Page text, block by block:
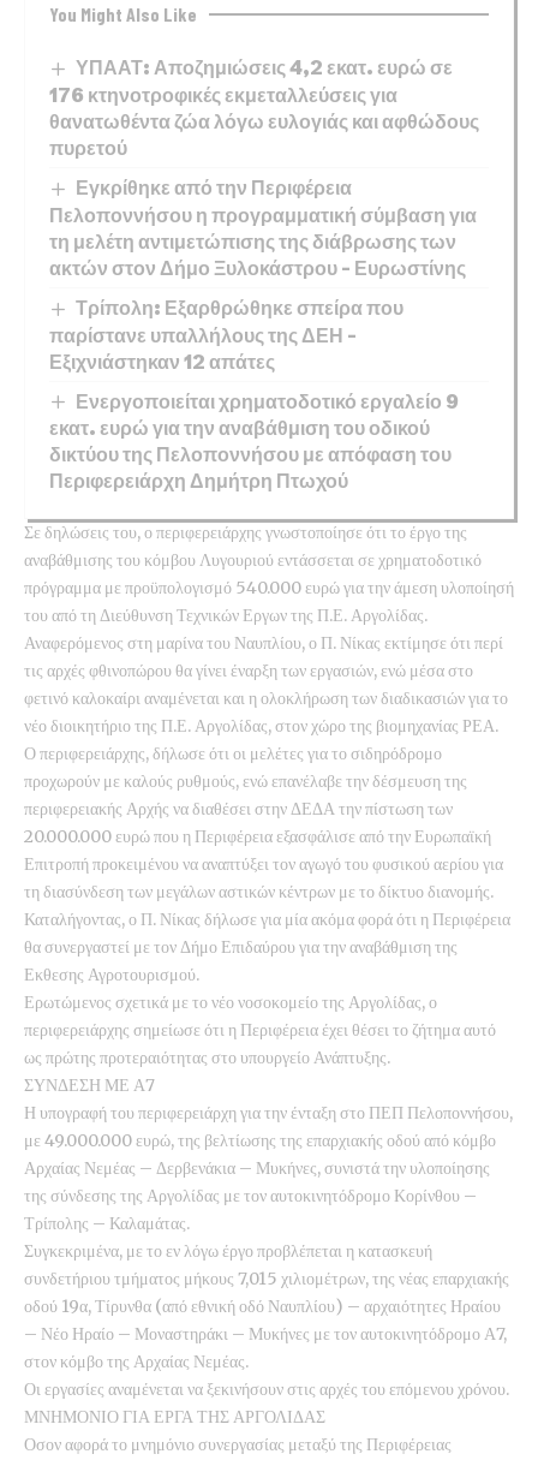
You Might Also Like
ΥΠΑΑΤ: Αποζημιώσεις 4,2 εκατ. ευρώ σε
176 κτηνοτροφικές εκμεταλλεύσεις για
θανατωθέντα ζώα λόγω ευλογιάς και αφθώδους
πυρετού
Εγκρίθηκε από την Περιφέρεια
Πελοποννήσου η προγραμματική σύμβαση για
τη μελέτη αντιμετώπισης της διάβρωσης των
ακτών στον Δήμο Ξυλοκάστρου – Ευρωστίνης
Τρίπολη: Εξαρθρώθηκε σπείρα που
παρίστανε υπαλλήλους της ΔΕΗ –
Εξιχνιάστηκαν 12 απάτες
Ενεργοποιείται χρηματοδοτικό εργαλείο 9
εκατ. ευρώ για την αναβάθμιση του οδικού
δικτύου της Πελοποννήσου με απόφαση του
Περιφερειάρχη Δημήτρη Πτωχού
Σε δηλώσεις του, ο περιφερειάρχης γνωστοποίησε ότι το έργο της
αναβάθμισης του κόμβου Λυγουριού εντάσσεται σε χρηματοδοτικό
πρόγραμμα με προϋπολογισμό 540.000 ευρώ για την άμεση υλοποίησή
του από τη Διεύθυνση Τεχνικών Εργων της Π.Ε. Αργολίδας.
Αναφερόμενος στη μαρίνα του Ναυπλίου, ο Π. Νίκας εκτίμησε ότι περί
τις αρχές φθινοπώρου θα γίνει έναρξη των εργασιών, ενώ μέσα στο
φετινό καλοκαίρι αναμένεται και η ολοκλήρωση των διαδικασιών για το
νέο διοικητήριο της Π.Ε. Αργολίδας, στον χώρο της βιομηχανίας ΡΕΑ.
Ο περιφερειάρχης, δήλωσε ότι οι μελέτες για το σιδηρόδρομο
προχωρούν με καλούς ρυθμούς, ενώ επανέλαβε την δέσμευση της
περιφερειακής Αρχής να διαθέσει στην ΔΕΔΑ την πίστωση των
20.000.000 ευρώ που η Περιφέρεια εξασφάλισε από την Ευρωπαϊκή
Επιτροπή προκειμένου να αναπτύξει τον αγωγό του φυσικού αερίου για
τη διασύνδεση των μεγάλων αστικών κέντρων με το δίκτυο διανομής.
Καταλήγοντας, ο Π. Νίκας δήλωσε για μία ακόμα φορά ότι η Περιφέρεια
θα συνεργαστεί με τον Δήμο Επιδαύρου για την αναβάθμιση της
Εκθεσης Αγροτουρισμού.
Ερωτώμενος σχετικά με το νέο νοσοκομείο της Αργολίδας, ο
περιφερειάρχης σημείωσε ότι η Περιφέρεια έχει θέσει το ζήτημα αυτό
ως πρώτης προτεραιότητας στο υπουργείο Ανάπτυξης.
ΣΥΝΔΕΣΗ ΜΕ Α7
Η υπογραφή του περιφερειάρχη για την ένταξη στο ΠΕΠ Πελοποννήσου,
με 49.000.000 ευρώ, της βελτίωσης της επαρχιακής οδού από κόμβο
Αρχαίας Νεμέας – Δερβενάκια – Μυκήνες, συνιστά την υλοποίησης
της σύνδεσης της Αργολίδας με τον αυτοκινητόδρομο Κορίνθου –
Τρίπολης – Καλαμάτας.
Συγκεκριμένα, με το εν λόγω έργο προβλέπεται η κατασκευή
συνδετήριου τμήματος μήκους 7,015 χιλιομέτρων, της νέας επαρχιακής
οδού 19α, Τίρυνθα (από εθνική οδό Ναυπλίου) – αρχαιότητες Ηραίου
– Νέο Ηραίο – Μοναστηράκι – Μυκήνες με τον αυτοκινητόδρομο Α7,
στον κόμβο της Αρχαίας Νεμέας.
Οι εργασίες αναμένεται να ξεκινήσουν στις αρχές του επόμενου χρόνου.
ΜΝΗΜΟΝΙΟ ΓΙΑ ΕΡΓΑ ΤΗΣ ΑΡΓΟΛΙΔΑΣ
Οσον αφορά το μνημόνιο συνεργασίας μεταξύ της Περιφέρειας